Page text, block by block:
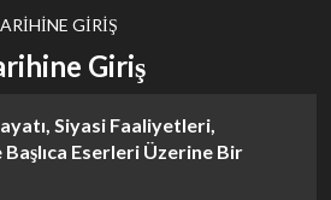
GIRIŞ
Giriş
Siyasi Faaliyetleri,
Başlıca Eserleri Üzerine Bir